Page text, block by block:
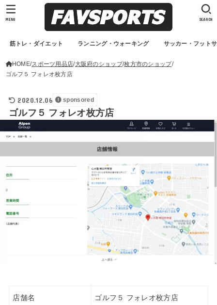
筋トレ・ダイエット ランニング・ウォーキング サッカー・フット
SEARCH
MENU
HOME スポーツ用品店 大阪府のショップ 枚方市のショップ
ゴルフ５ フォレオ枚方店
2020.12.06 sponsored
ゴルフ５ フォレオ枚方店
店舗名 ゴルフ５ フォレオ枚方店